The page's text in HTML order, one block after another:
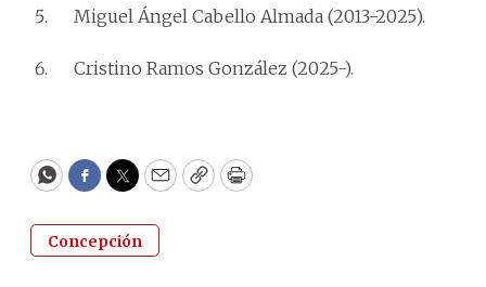
Miguel Ángel Cabello Almada (2013-2025).
Cristino Ramos González (2025-).
WhatsApp
Facebook
Twitter
EmailCopyPrint
Concepción